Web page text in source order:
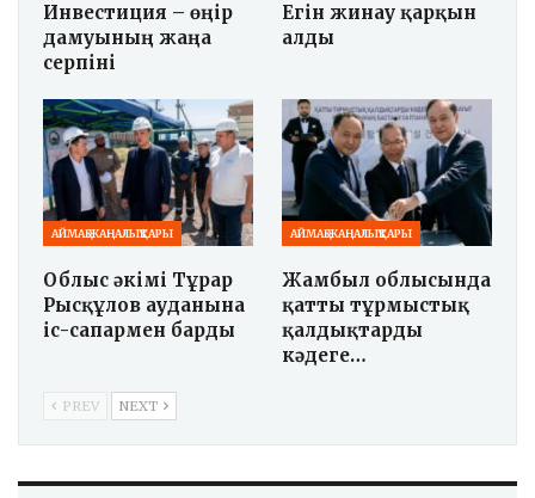
Инвестиция – өңір
дамуының жаңа
серпіні
Егін жинау қарқын
алды
АЙМАҚ ЖАҢАЛЫҚТАРЫ
Облыс әкімі Тұрар
Рысқұлов ауданына
іс-сапармен барды
АЙМАҚ ЖАҢАЛЫҚТАРЫ
Жамбыл облысында
қатты тұрмыстық
қалдықтарды
кәдеге…
PREV NEXT